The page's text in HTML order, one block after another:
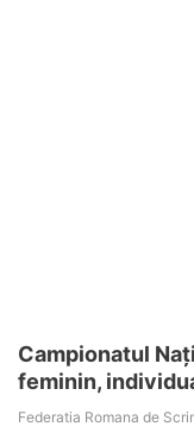
Campionatul
feminin,
Federatia Romana de